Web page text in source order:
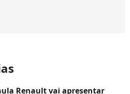
Renault vai apresentar